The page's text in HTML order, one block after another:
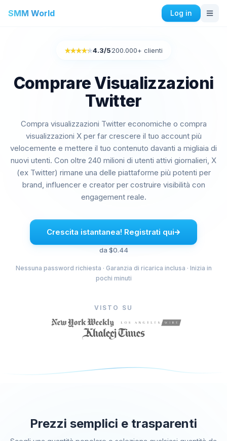
SMM World Log in
Comprare i Mi Piace automatici di Instagram
Comprare seguaci di Instagram
Comprare i Mi Piace di Instagram
Acquistare visualizzazioni su Instagram
Acquistare le visualizzazioni in diretta di Instagram
Facebook Servizi
Acquistare commenti su Facebook
Acquistare membri del gruppo Facebook
Comprare i Mi Piace di Facebook
Acquistare visualizzazioni di Facebook Livestream
Comprare i Mi Piace per le foto di Facebook
Comprare seguaci per il profilo di Facebook
Telegram Servizi
Acquista i membri del canale Telegram
Comprare seguaci su Telegram
Rated 4.3 out of 5
4.3/5200.000+ clienti
Comprare Visualizzazioni
Twitter
Compra visualizzazioni Twitter economiche o compra
visualizzazioni X per far crescere il tuo account più
velocemente e mettere il tuo contenuto davanti a migliaia di
nuovi utenti. Con oltre 240 milioni di utenti attivi giornalieri, X
(ex Twitter) rimane una delle piattaforme più potenti per
brand, influencer e creator per costruire visibilità con
engagement reale.
Crescita istantanea! Registrati qui
da $0.44
Nessuna password richiesta · Garanzia di ricarica inclusa · Inizia in
pochi minuti
VISTO SU
Prezzi semplici e trasparenti